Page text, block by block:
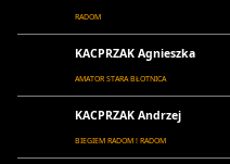
RADOM
KACPRZAK Agnieszka
AMATOR STARA BŁOTNICA
KACPRZAK Andrzej
BIEGIEM RADOM ! RADOM